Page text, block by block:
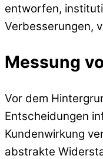
entworfen,
Verbesserungen,
Messung
Vor dem
Entscheidungen
Kundenwirkung
abstrakte